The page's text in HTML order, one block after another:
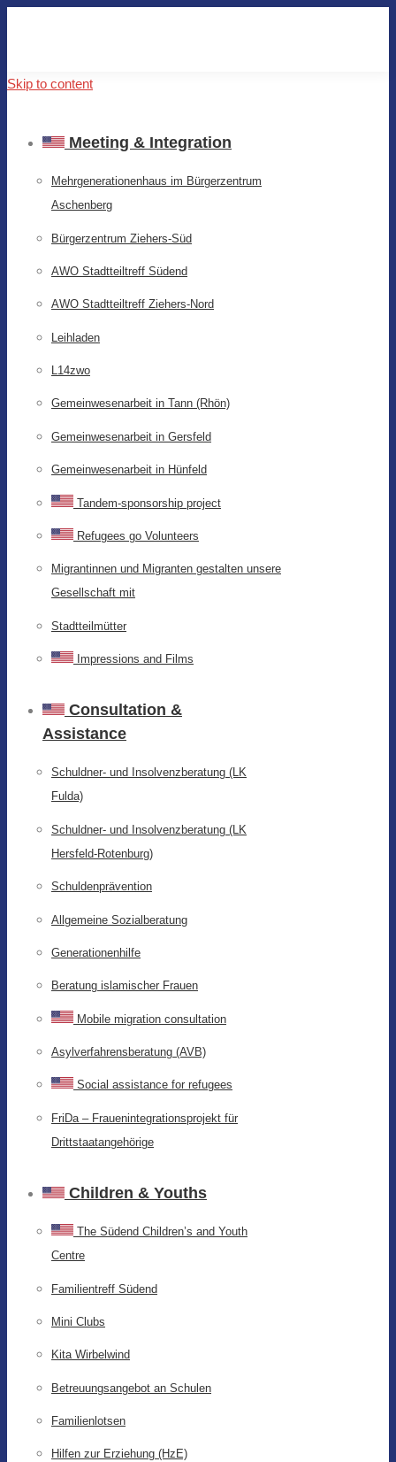
Skip to content
Meeting & Integration
Mehrgenerationenhaus im Bürgerzentrum
Aschenberg
Bürgerzentrum Ziehers-Süd
AWO Stadtteiltreff Südend
AWO Stadtteiltreff Ziehers-Nord
Leihladen
L14zwo
Gemeinwesenarbeit in Tann (Rhön)
Gemeinwesenarbeit in Gersfeld
Gemeinwesenarbeit in Hünfeld
Tandem-sponsorship project
Refugees go Volunteers
Migrantinnen und Migranten gestalten unsere
Gesellschaft mit
Stadtteilmütter
Impressions and Films
Consultation &
Assistance
Schuldner- und Insolvenzberatung (LK
Fulda)
Schuldner- und Insolvenzberatung (LK
Hersfeld-Rotenburg)
Schuldenprävention
Allgemeine Sozialberatung
Generationenhilfe
Beratung islamischer Frauen
Mobile migration consultation
Asylverfahrensberatung (AVB)
Social assistance for refugees
FriDa – Frauenintegrationsprojekt für
Drittstaatangehörige
Children & Youths
The Südend Children’s and Youth
Centre
Familientreff Südend
Mini Clubs
Kita Wirbelwind
Betreuungsangebot an Schulen
Familienlotsen
Hilfen zur Erziehung (HzE)